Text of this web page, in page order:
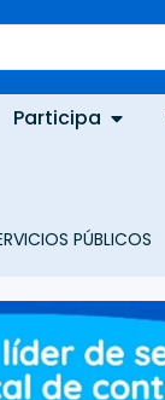
Participa
PÚBLICOS